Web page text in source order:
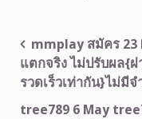
แนะแนว
เรื่อง
mmplay สมัคร
แตกจริง ไม่ปรับผล{
รวดเร็วเท่ากัน}ไม่มี
tree789 6 May